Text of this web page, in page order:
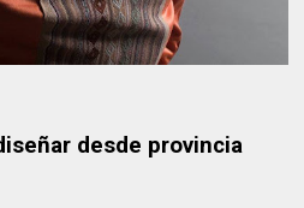
desde provincia